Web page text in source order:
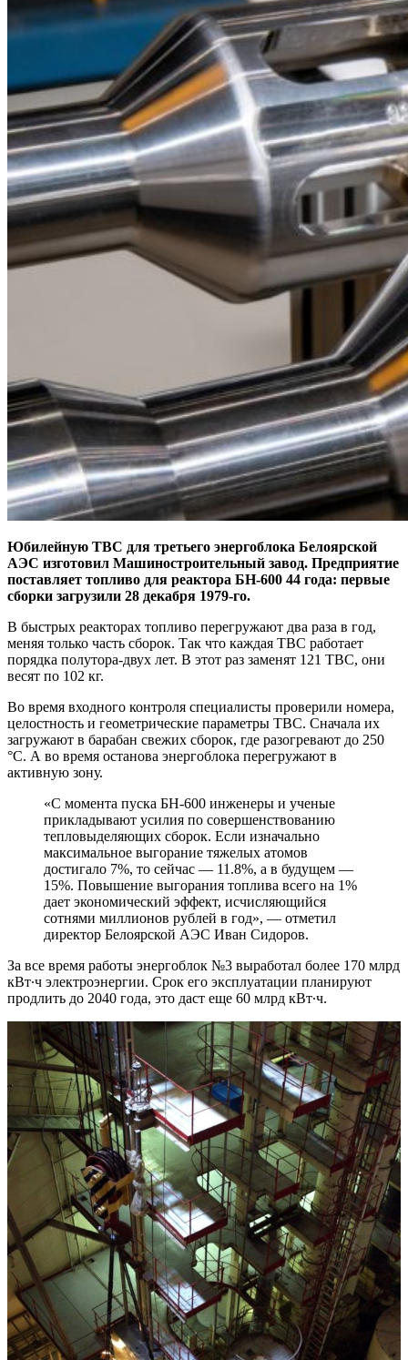
Юбилейную ТВС для третьего энергоблока Белоярской
АЭС изготовил Машиностроительный завод. Предприятие
поставляет топливо для реактора БН-600 44 года: первые
сборки загрузили 28 декабря 1979-го.
В быстрых реакторах топливо перегружают два раза в год,
меняя только часть сборок. Так что каждая ТВС работает
порядка полутора-двух лет. В этот раз заменят 121 ТВС, они
весят по 102 кг.
Во время входного контроля специалисты проверили номера,
целостность и геометрические параметры ТВС. Сначала их
загружают в барабан свежих сборок, где разогревают до 250
°С. А во время останова энергоблока перегружают в
активную зону.
«С момента пуска БН-600 инженеры и ученые
прикладывают усилия по совершенствованию
тепловыделяющих сборок. Если изначально
максимальное выгорание тяжелых атомов
достигало 7%, то сейчас — 11.8%, а в будущем —
15%. Повышение выгорания топлива всего на 1%
дает экономический эффект, исчисляющийся
сотнями миллионов рублей в год», — отметил
директор Белоярской АЭС Иван Сидоров.
За все время работы энергоблок №3 выработал более 170 млрд
кВт∙ч электроэнергии. Срок его эксплуатации планируют
продлить до 2040 года, это даст еще 60 млрд кВт∙ч.